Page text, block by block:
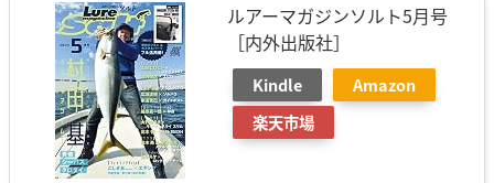
ルアーマガジンソルト5月号
［内外出版社］
Kindle
Amazon
楽天市場